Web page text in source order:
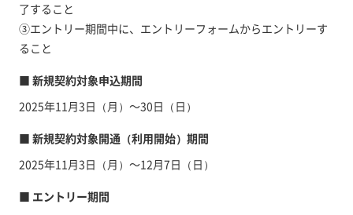
了すること
③エントリー期間中に、エントリーフォームからエントリーす
ること
■ 新規契約対象申込期間
2025年11月3日（月）～30日（日）
■ 新規契約対象開通（利用開始）期間
2025年11月3日（月）～12月7日（日）
■ エントリー期間